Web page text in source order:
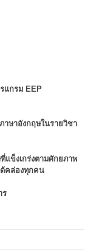
แกรม EEP
าษาอังกฤษในรายวิชา
ข็งเกร่งตามศักยภาพ
ด้คล่องทุกคน
ร